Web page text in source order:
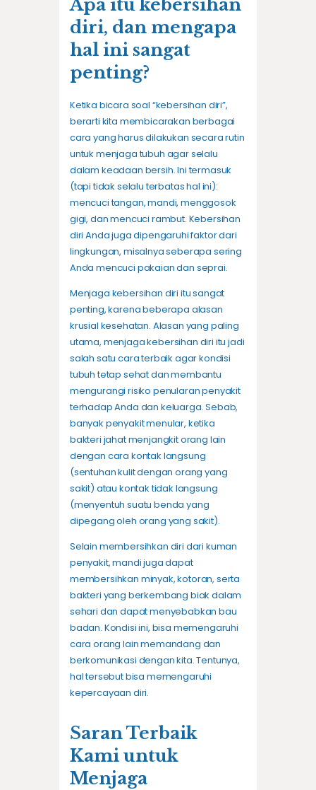
Apa itu kebersihan
diri, dan mengapa
hal ini sangat
penting?
Ketika bicara soal “kebersihan diri”,
berarti kita membicarakan berbagai
cara yang harus dilakukan secara rutin
untuk menjaga tubuh agar selalu
dalam keadaan bersih. Ini termasuk
(tapi tidak selalu terbatas hal ini):
mencuci tangan, mandi, menggosok
gigi, dan mencuci rambut. Kebersihan
diri Anda juga dipengaruhi faktor dari
lingkungan, misalnya seberapa sering
Anda mencuci pakaian dan seprai.
Menjaga kebersihan diri itu sangat
penting, karena beberapa alasan
krusial kesehatan. Alasan yang paling
utama, menjaga kebersihan diri itu jadi
salah satu cara terbaik agar kondisi
tubuh tetap sehat dan membantu
mengurangi risiko penularan penyakit
terhadap Anda dan keluarga. Sebab,
banyak penyakit menular, ketika
bakteri jahat menjangkit orang lain
dengan cara kontak langsung
(sentuhan kulit dengan orang yang
sakit) atau kontak tidak langsung
(menyentuh suatu benda yang
dipegang oleh orang yang sakit).
Selain membersihkan diri dari kuman
penyakit, mandi juga dapat
membersihkan minyak, kotoran, serta
bakteri yang berkembang biak dalam
sehari dan dapat menyebabkan bau
badan. Kondisi ini, bisa memengaruhi
cara orang lain memandang dan
berkomunikasi dengan kita. Tentunya,
hal tersebut bisa memengaruhi
kepercayaan diri.
Saran Terbaik
Kami untuk
Menjaga